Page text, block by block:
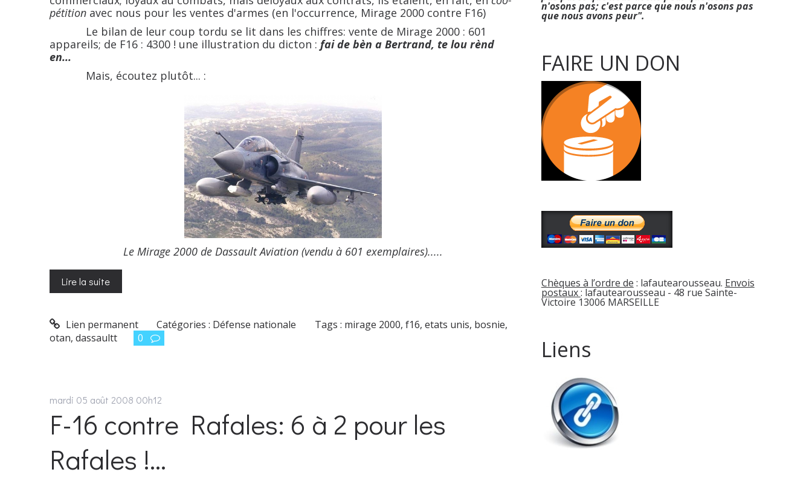
pétition avec nous pour les ventes d'armes (en l'occurrence, Mirage 2000 contre F16)
Le bilan de leur coup tordu se lit dans les chiffres: vente de Mirage 2000 : 601
appareils; de F16 : 4300 ! une illustration du dicton : fai de bèn a Bertrand, te lou rènd
en...
Mais, écoutez plutôt... :
Le Mirage 2000 de Dassault Aviation (vendu à 601 exemplaires).....
Lire la suite
Lien permanent Catégories : Défense nationale Tags : mirage 2000,f16,etats unis, bosnie,
otan, dassaultt 0
mardi 05 août 2008 00h12
F-16 contre Rafales: 6 à 2 pour les
Rafales !...
n'osons pas; c'est parce que nous n'osons pas
que nous avons peur".
FAIRE UN DON
Chèques à l’ordre de : lafautearousseau. Envois
postaux: lafautearousseau - 48 rue Sainte-
Victoire 13006 MARSEILLE
Liens